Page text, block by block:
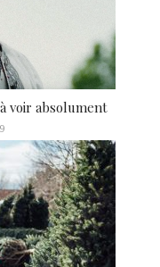
voir absolument